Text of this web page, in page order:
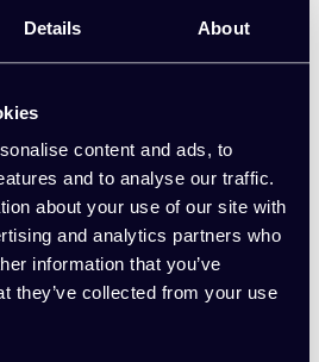
Details About
content and ads, to
and to analyse our traffic.
about your use of our site with
and analytics partners who
information that you’ve
they’ve collected from your use
kantoorinrichting, Scandinavische
gevestigd zijn in diverse steden
Heb je alleen
een compleet project ingericht en
geven? Dan is Kato Projecten ook
op zoek?
waar je naar op zoek bent, of weet je
Kato helpt je graag. Met Kato